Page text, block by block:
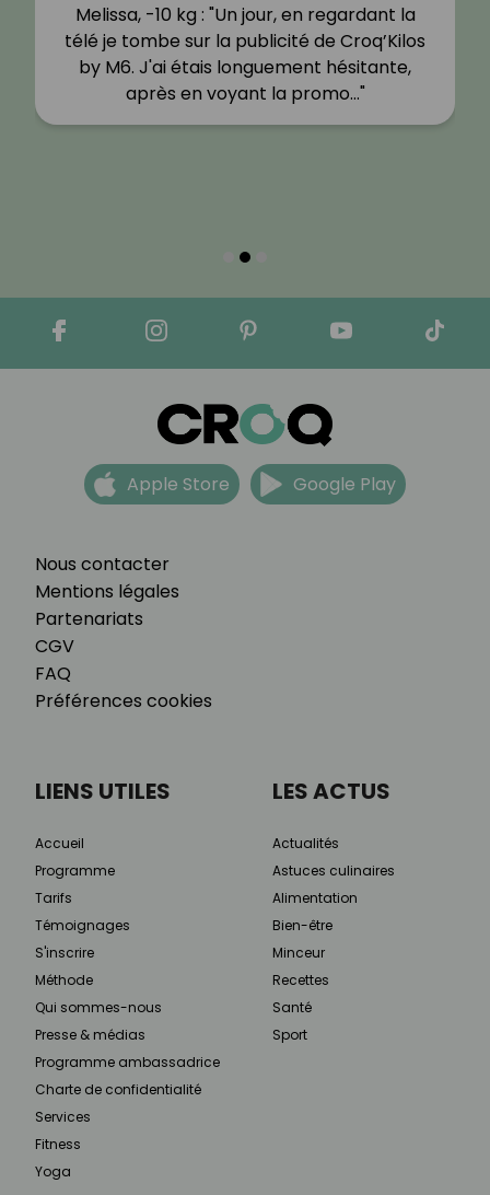
Melissa, -10 kg : "Un jour, en regardant la
télé je tombe sur la publicité de Croq’Kilos
by M6. J'ai étais longuement hésitante,
après en voyant la promo…"
Nous contacter
Mentions légales
Partenariats
CGV
FAQ
Préférences cookies
Apple Store Google Play
LIENS UTILES
Accueil
Programme
Tarifs
Témoignages
S'inscrire
Méthode
Qui sommes-nous
Presse & médias
Programme ambassadrice
Charte de confidentialité
Services
Fitness
Yoga
LES ACTUS
Actualités
Astuces culinaires
Alimentation
Bien-être
Minceur
Recettes
Santé
Sport